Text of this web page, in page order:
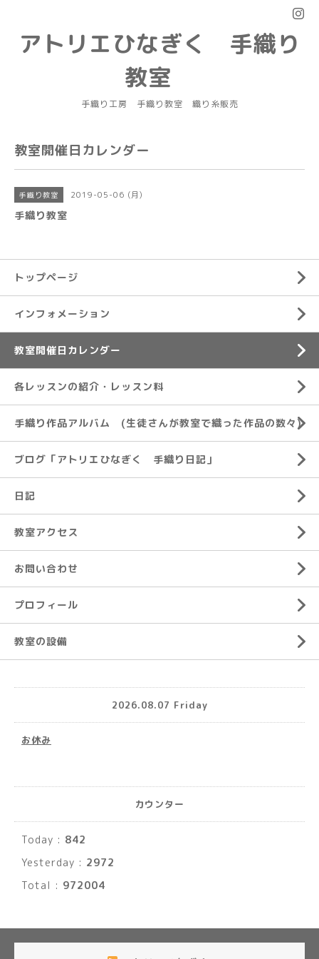
アトリエひなぎく 手織り
教室
手織り工房 手織り教室 織り糸販売
教室開催日カレンダー
手織り教室 2019-05-06 (月)
手織り教室
トップページ
インフォメーション
教室開催日カレンダー
各レッスンの紹介・レッスン料
手織り作品アルバム (生徒さんが教室で織った作品の数々)
ブログ「アトリエひなぎく 手織り日記」
日記
教室アクセス
お問い合わせ
プロフィール
教室の設備
2026.08.07 Friday
お休み
カウンター
Today : 842
Yesterday : 2972
Total : 972004